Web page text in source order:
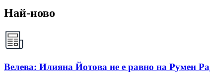
Най-ново
Велева: Илияна Йотова не е равно на Румен